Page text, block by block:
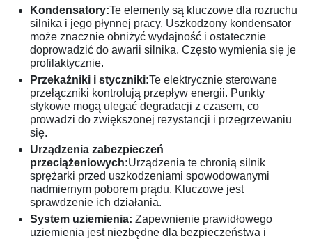
Kondensatory:Te elementy są kluczowe dla rozruchu
silnika i jego płynnej pracy. Uszkodzony kondensator
może znacznie obniżyć wydajność i ostatecznie
doprowadzić do awarii silnika. Często wymienia się je
profilaktycznie.
Przekaźniki i styczniki:Te elektrycznie sterowane
przełączniki kontrolują przepływ energii. Punkty
stykowe mogą ulegać degradacji z czasem, co
prowadzi do zwiększonej rezystancji i przegrzewaniu
się.
Urządzenia zabezpieczeń
przeciążeniowych:Urządzenia te chronią silnik
sprężarki przed uszkodzeniami spowodowanymi
nadmiernym poborem prądu. Kluczowe jest
sprawdzenie ich działania.
System uziemienia: Zapewnienie prawidłowego
uziemienia jest niezbędne dla bezpieczeństwa i